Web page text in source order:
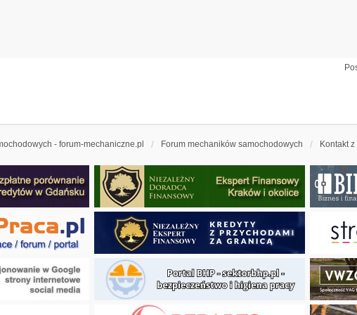
- forum-mechaniczne.pl Forum mechaników samochodowych Kontakt